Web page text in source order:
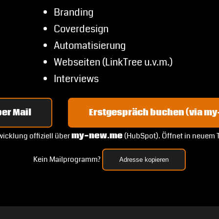
Branding
Coverdesign
Automatisierung
Webseiten (LinkTree u.v.m.)
Interviews
Mail Erstgespräch buchen (via
offiziell übermy-new.me(HubSpot). Öffnet in neuem
Kein Mailprogramm? Adresse kopieren